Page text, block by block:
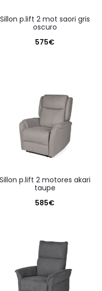
sillon p.lift 2 mot saori gris
oscuro
575€
sillon p.lift 2 motores akari
taupe
585€